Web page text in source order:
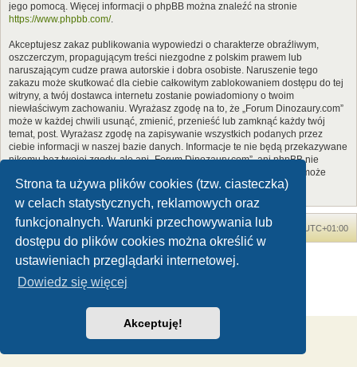
Strona ta używa plików cookies (tzw. ciasteczka)
w celach statystycznych, reklamowych oraz
funkcjonalnych. Warunki przechowywania lub
dostępu do plików cookies można określić w
ustawieniach przeglądarki internetowej.
Dowiedz się więcej
Akceptuję!
jego pomocą. Więcej informacji o phpBB można znaleźć na stronie
https://www.phpbb.com/.
Akceptujesz zakaz publikowania wypowiedzi o charakterze obraźliwym,
oszczerczym, propagującym treści niezgodne z polskim prawem lub
naruszającym cudze prawa autorskie i dobra osobiste. Naruszenie tego
zakazu może skutkować dla ciebie całkowitym zablokowaniem dostępu do tej
witryny, a twój dostawca internetu zostanie powiadomiony o twoim
niewłaściwym zachowaniu. Wyrażasz zgodę na to, że „Forum Dinozaury.com”
może w każdej chwili usunąć, zmienić, przenieść lub zamknąć każdy twój
temat, post. Wyrażasz zgodę na zapisywanie wszystkich podanych przez
ciebie informacji w naszej bazie danych. Informacje te nie będą przekazywane
nikomu bez twojej zgody, ale ani „Forum Dinozaury.com”, ani phpBB nie
ponosi odpowiedzialności za włamania do witryny, podczas których może
dojść do kradzieży danych.
Forum Dinozaury.com Strona główna Strefa czasowa UTC+01:00
Dinozaury.com© 2006-2020
Polski pakiet językowy dostarcza